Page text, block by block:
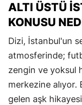
ALTI ÜSTÜ
KONUSU
Dizi, İstanbul'un
atmosferinde;
zengin ve yoksul
merkezine alıyor.
gelen aşk